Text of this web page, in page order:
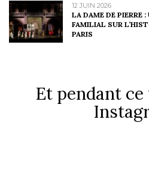
12 JUIN 2026
LA DAME DE PIERRE
FAMILIAL SUR
PARIS
Et pendant